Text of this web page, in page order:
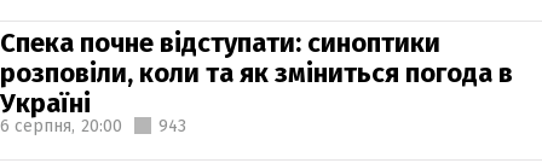
Спека почне відступати: синоптики
розповіли, коли та як зміниться погода в
Україні
6 серпня, 20:00 943